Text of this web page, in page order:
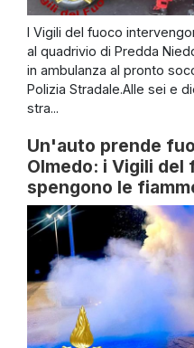
I Vigili del fuoco
al quadrivio di Predda
in ambulanza al pronto
Polizia Stradale.Alle sei e
stra...
Un'auto prende
Olmedo: i Vigili del
spengono le